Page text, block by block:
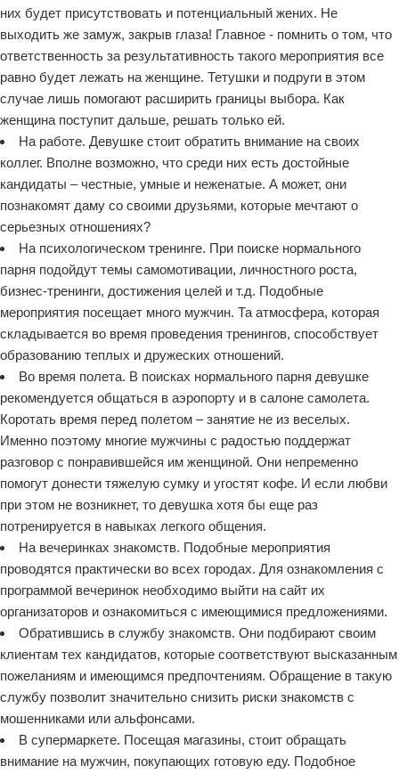
них будет присутствовать и потенциальный жених. Не
выходить же замуж, закрыв глаза! Главное - помнить о том, что
ответственность за результативность такого мероприятия все
равно будет лежать на женщине. Тетушки и подруги в этом
случае лишь помогают расширить границы выбора. Как
женщина поступит дальше, решать только ей.
На работе. Девушке стоит обратить внимание на своих
коллег. Вполне возможно, что среди них есть достойные
кандидаты – честные, умные и неженатые. А может, они
познакомят даму со своими друзьями, которые мечтают о
серьезных отношениях?
На психологическом тренинге. При поиске нормального
парня подойдут темы самомотивации, личностного роста,
бизнес-тренинги, достижения целей и т.д. Подобные
мероприятия посещает много мужчин. Та атмосфера, которая
складывается во время проведения тренингов, способствует
образованию теплых и дружеских отношений.
Во время полета. В поисках нормального парня девушке
рекомендуется общаться в аэропорту и в салоне самолета.
Коротать время перед полетом – занятие не из веселых.
Именно поэтому многие мужчины с радостью поддержат
разговор с понравившейся им женщиной. Они непременно
помогут донести тяжелую сумку и угостят кофе. И если любви
при этом не возникнет, то девушка хотя бы еще раз
потренируется в навыках легкого общения.
На вечеринках знакомств. Подобные мероприятия
проводятся практически во всех городах. Для ознакомления с
программой вечеринок необходимо выйти на сайт их
организаторов и ознакомиться с имеющимися предложениями.
Обратившись в службу знакомств. Они подбирают своим
клиентам тех кандидатов, которые соответствуют высказанным
пожеланиям и имеющимся предпочтениям. Обращение в такую
службу позволит значительно снизить риски знакомств с
мошенниками или альфонсами.
В супермаркете. Посещая магазины, стоит обращать
внимание на мужчин, покупающих готовую еду. Подобное